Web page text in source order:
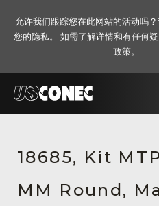
解决方案
产品
18685, Kit
MM Round,
允许我们跟踪您在此网站的活动吗
您的隐私。 如需了解详情和有任何
政策。